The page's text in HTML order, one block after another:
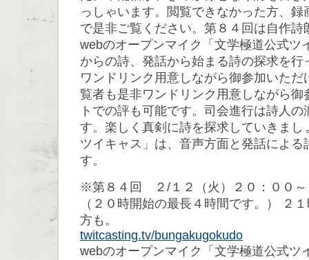
っしゃいます。閲覧できなかった方、
で是非ご覧ください。第８４回は自作詩
webのオープンマイク「文学極道公式ツ
からの詩、発話から始まる詩の探求を行
ワンドリンク用意しながら御参加いた
覧者も是非ワンドリンク用意しながら御
トでの評も可能です。司会進行は詩人
す。楽しく真剣に詩を探求していきまし
ツイキャス」は、音声方面と発話による
す。
※第８４回 ２/１２（火）２０：００
（２０時開始の最長４時間です。） ２
方も。
twitcasting.tv/bungakugokudo
webのオープンマイク「文学極道公式ツ